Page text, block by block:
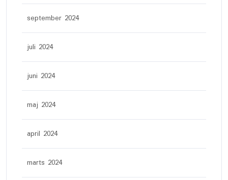
september 2024
juli 2024
juni 2024
maj 2024
april 2024
marts 2024